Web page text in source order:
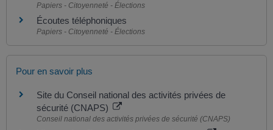
Papiers - Citoyenneté - Élections
Écoutes téléphoniques
Papiers - Citoyenneté - Élections
Pour en savoir plus
Site du Conseil national des activités privées de
sécurité (CNAPS)
Conseil national des activités privées de sécurité (CNAPS)